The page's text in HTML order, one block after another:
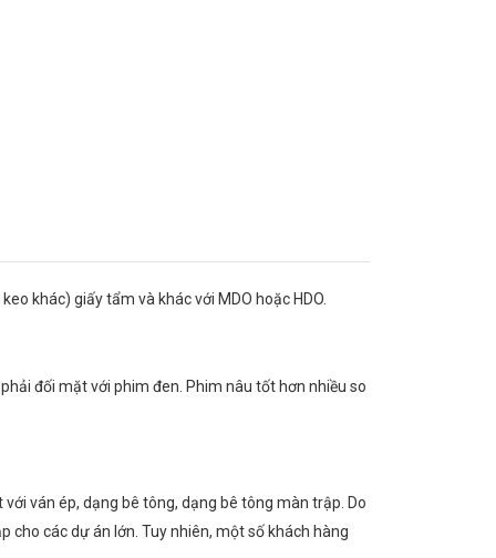
khác) giấy tẩm và khác với MDO hoặc HDO.
đối mặt với phim đen. Phim nâu tốt hơn nhiều so
ván ép, dạng bê tông, dạng bê tông màn trập. Do
cho các dự án lớn. Tuy nhiên, một số khách hàng